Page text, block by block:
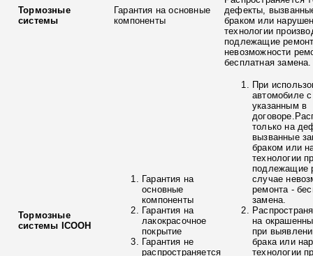
Тормозные
системы
Гарантия на основные
компоненты
дефекты,
браком или
технологии
подлежащие
невозможности
бесплатная замена.
Тормозные
системы ICOOH
Гарантия на
основные
компоненты
Гарантия на
лакокрасочное
покрытие
Гарантия не
распространяется
При
автомобиле
указанным в
только на
вызванные
браком или
технологии
подлежащие
случае
ремонта -
замена.
на
при
брака или
технологии